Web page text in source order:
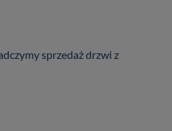
sprzedaż drzwi z